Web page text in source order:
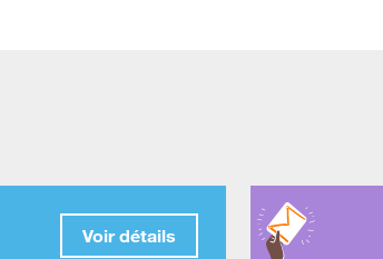
Voir détails